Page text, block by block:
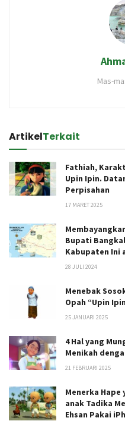
Mas-
ArtikelTerkait
Fathiah,
Upin Ipin.
Perpisahan
17 MARET 2025
Bupati
Kabupaten Ini
28 JULI 2024
Menebak
Opah “Upin
25 JANUARI 2025
4 Hal yang
Menikah
21 FEBRUARI 2025
Menerka Hape
anak Tadika
Ehsan Pakai